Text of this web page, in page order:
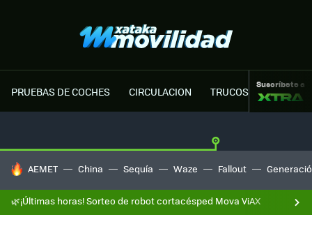
PRUEBAS DE COCHES CIRCULACION TRUCOS MOTOR
Suscríbete a
HOY SE HABLA DE
AEMET China Sequía Waze Fallout
🌿¡Últimas horas! Sorteo de robot cortacésped Mova ViAX